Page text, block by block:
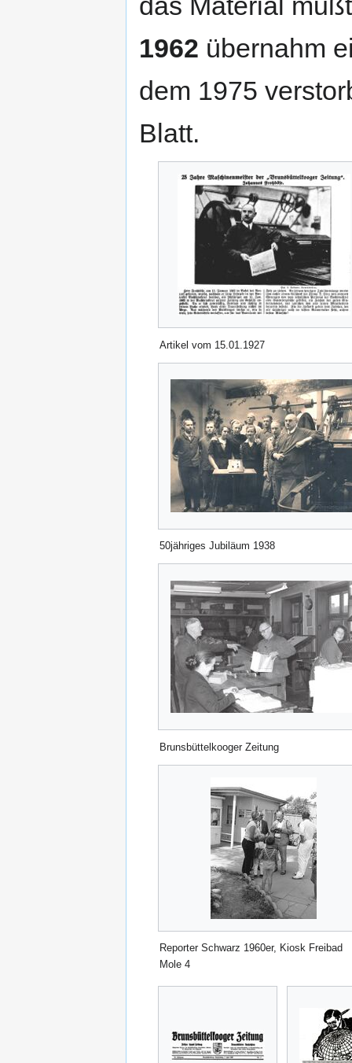
1962 übernahm
dem 1975
Blatt.
Artikel vom 15.01.1927
50jähriges Jubiläum 1938
Brunsbüttelkooger Zeitung
Reporter Schwarz 1960er, Kiosk Freibad
Mole 4